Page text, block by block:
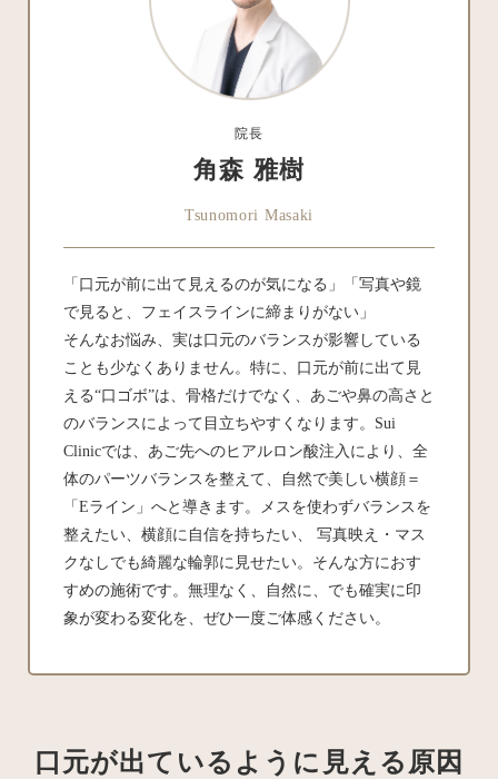
院長
角森 雅樹
Tsunomori Masaki
「口元が前に出て見えるのが気になる」「写真や鏡
で見ると、フェイスラインに締まりがない」
そんなお悩み、実は口元のバランスが影響している
ことも少なくありません。特に、口元が前に出て見
える“口ゴボ”は、骨格だけでなく、あごや鼻の高さと
のバランスによって目立ちやすくなります。Sui
Clinicでは、あご先へのヒアルロン酸注入により、全
体のパーツバランスを整えて、自然で美しい横顔＝
「Eライン」へと導きます。メスを使わずバランスを
整えたい、横顔に自信を持ちたい、 写真映え・マス
クなしでも綺麗な輪郭に見せたい。そんな方におす
すめの施術です。無理なく、自然に、でも確実に印
象が変わる変化を、ぜひ一度ご体感ください。
口元が出ているように見える原因